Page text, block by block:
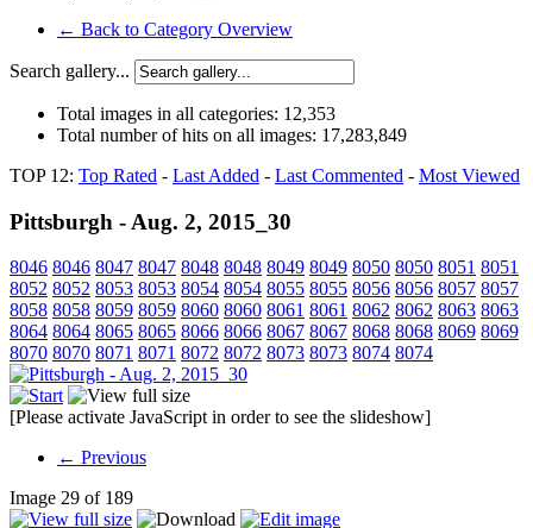
← Back to Category Overview
Search gallery...
Total images in all categories: 12,353
Total number of hits on all images: 17,283,849
TOP 12: Top Rated - Last Added - Last Commented - Most Viewed
Pittsburgh - Aug. 2, 2015_30
8046 8046 8047 8047 8048 8048 8049 8049 8050 8050 8051 8051
8052 8052 8053 8053 8054 8054 8055 8055 8056 8056 8057 8057
8058 8058 8059 8059 8060 8060 8061 8061 8062 8062 8063 8063
8064 8064 8065 8065 8066 8066 8067 8067 8068 8068 8069 8069
8070 8070 8071 8071 8072 8072 8073 8073 8074 8074
[Please activate JavaScript in order to see the slideshow]
← Previous
Image 29 of 189